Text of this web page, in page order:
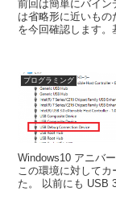
前回は簡単にバイ
は省略形に近いも
を今回確認します。
プログラミング
Windows10 アニバ
この環境に対して
た。 以前にも USB